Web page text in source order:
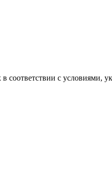
соответствии с условиями,